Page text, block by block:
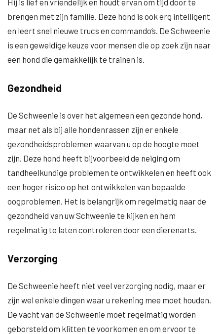
Hij is lief en vriendelijk en houdt ervan om tijd door te
brengen met zijn familie. Deze hond is ook erg intelligent
en leert snel nieuwe trucs en commando’s. De Schweenie
is een geweldige keuze voor mensen die op zoek zijn naar
een hond die gemakkelijk te trainen is.
Gezondheid
De Schweenie is over het algemeen een gezonde hond,
maar net als bij alle hondenrassen zijn er enkele
gezondheidsproblemen waarvan u op de hoogte moet
zijn. Deze hond heeft bijvoorbeeld de neiging om
tandheelkundige problemen te ontwikkelen en heeft ook
een hoger risico op het ontwikkelen van bepaalde
oogproblemen. Het is belangrijk om regelmatig naar de
gezondheid van uw Schweenie te kijken en hem
regelmatig te laten controleren door een dierenarts.
Verzorging
De Schweenie heeft niet veel verzorging nodig, maar er
zijn wel enkele dingen waar u rekening mee moet houden.
De vacht van de Schweenie moet regelmatig worden
geborsteld om klitten te voorkomen en om ervoor te